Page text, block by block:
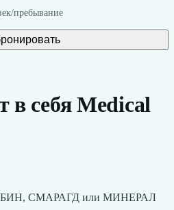
/пребывание
в себя Medical
СМАРАГД или МИНЕРАЛ